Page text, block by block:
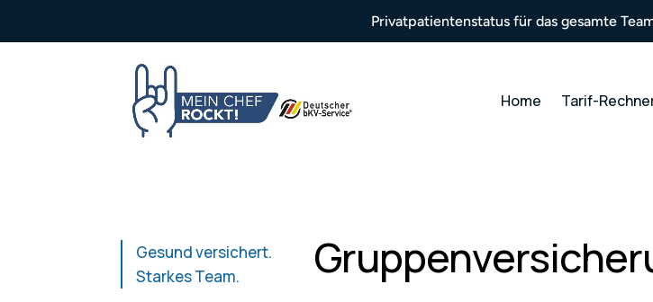
Privatpatientenstatus für das gesamte
Home Tarif-
Gesund versichert.
Starkes Team.